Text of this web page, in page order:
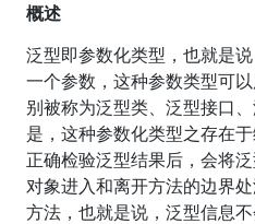
概述
泛型即参数化类型，也就是
一个参数，这种参数类型可
别被称为泛型类、泛型接口
是，这种参数化类型之存在
正确检验泛型结果后，会将
对象进入和离开方法的边界
方法，也就是说，泛型信息不